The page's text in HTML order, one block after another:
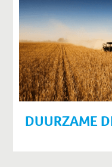
DUURZAME